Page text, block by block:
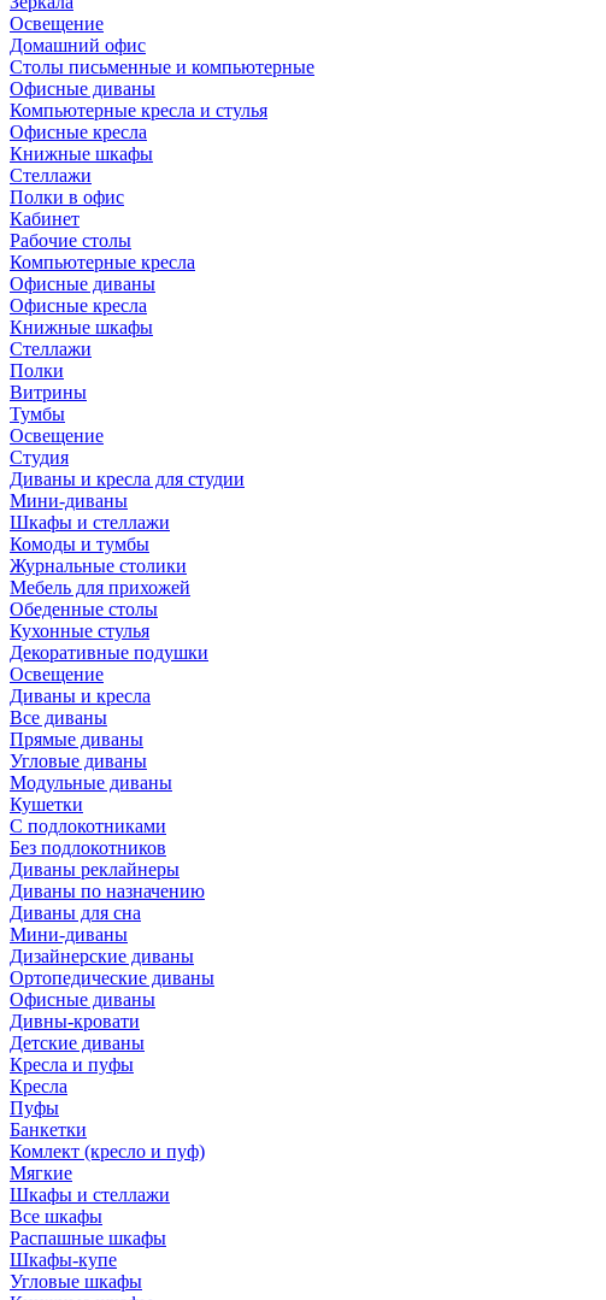
Освещение
Домашний офис
Столы письменные и компьютерные
Офисные диваны
Компьютерные кресла и стулья
Офисные кресла
Книжные шкафы
Стеллажи
Полки в офис
Кабинет
Рабочие столы
Компьютерные кресла
Офисные диваны
Офисные кресла
Книжные шкафы
Стеллажи
Полки
Витрины
Тумбы
Освещение
Студия
Диваны и кресла для студии
Мини-диваны
Шкафы и стеллажи
Комоды и тумбы
Журнальные столики
Мебель для прихожей
Обеденные столы
Кухонные стулья
Декоративные подушки
Освещение
Диваны и кресла
Все диваны
Прямые диваны
Угловые диваны
Модульные диваны
Кушетки
С подлокотниками
Без подлокотников
Диваны реклайнеры
Диваны по назначению
Диваны для сна
Мини-диваны
Дизайнерские диваны
Ортопедические диваны
Офисные диваны
Дивны-кровати
Детские диваны
Кресла и пуфы
Кресла
Пуфы
Банкетки
Комлект (кресло и пуф)
Мягкие
Шкафы и стеллажи
Все шкафы
Распашные шкафы
Шкафы-купе
Угловые шкафы